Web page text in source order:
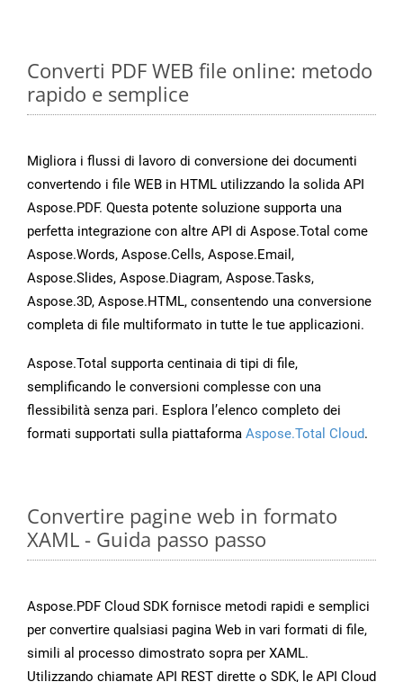
Converti PDF WEB file online: metodo
rapido e semplice
Migliora i flussi di lavoro di conversione dei documenti
convertendo i file WEB in HTML utilizzando la solida API
Aspose.PDF. Questa potente soluzione supporta una
perfetta integrazione con altre API di Aspose.Total come
Aspose.Words, Aspose.Cells, Aspose.Email,
Aspose.Slides, Aspose.Diagram, Aspose.Tasks,
Aspose.3D, Aspose.HTML, consentendo una conversione
completa di file multiformato in tutte le tue applicazioni.
Aspose.Total supporta centinaia di tipi di file,
semplificando le conversioni complesse con una
flessibilità senza pari. Esplora l’elenco completo dei
formati supportati sulla piattaforma Aspose.Total Cloud.
Convertire pagine web in formato
XAML - Guida passo passo
Aspose.PDF Cloud SDK fornisce metodi rapidi e semplici
per convertire qualsiasi pagina Web in vari formati di file,
simili al processo dimostrato sopra per XAML.
Utilizzando chiamate API REST dirette o SDK, le API Cloud